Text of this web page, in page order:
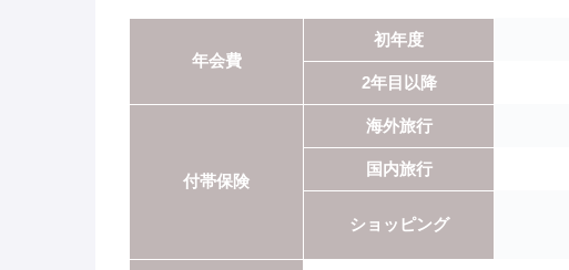
年会費
初年度
2年目以降
付帯保険
海外旅行
国内旅行
ショッピング